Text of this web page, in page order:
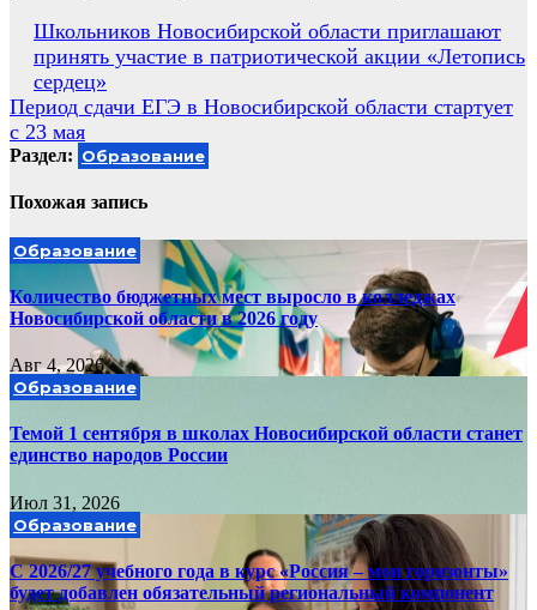
Навигация
по
записям
Школьников Новосибирской области приглашают
принять участие в патриотической акции «Летопись
сердец»
Период сдачи ЕГЭ в Новосибирской области стартует
с 23 мая
Раздел: Образование
Похожая запись
Образование
Количество бюджетных мест выросло в колледжах
Новосибирской области в 2026 году
Авг 4, 2026
Образование
Темой 1 сентября в школах Новосибирской области станет
единство народов России
Июл 31, 2026
Образование
С 2026/27 учебного года в курс «Россия – мои горизонты»
будет добавлен обязательный региональный компонент